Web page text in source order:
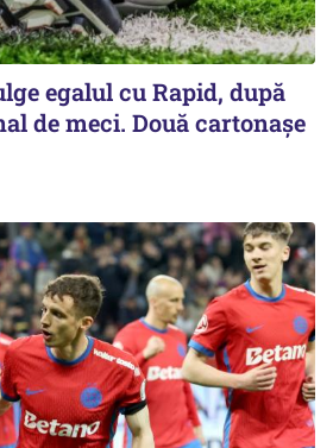
egalul cu Rapid, după
de meci. Două cartonaşe